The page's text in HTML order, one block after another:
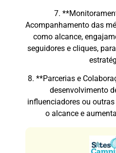
7.
Acompanhamento das
como alcance,
seguidores e cliques,
8. **Parcerias e
desenvolvimento
influenciadores ou
o alcance e